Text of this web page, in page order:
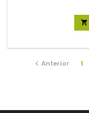

 Anterior 1